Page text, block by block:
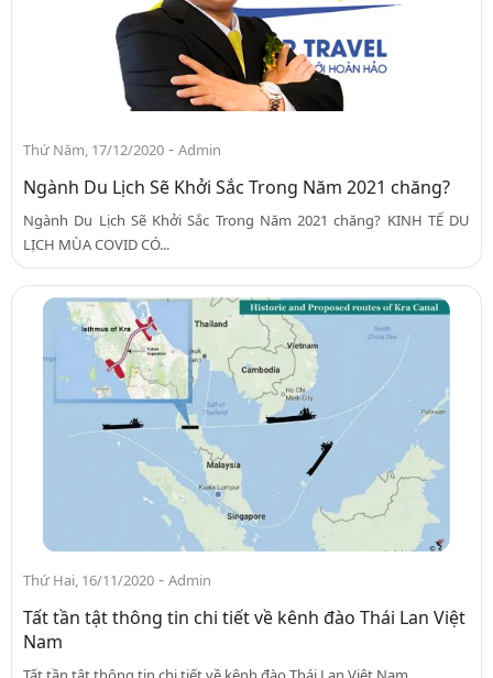
Thứ Năm, 17/12/2020 - Admin
Ngành Du Lịch Sẽ Khởi Sắc Trong Năm 2021 chăng?
Ngành Du Lịch Sẽ Khởi Sắc Trong Năm 2021 chăng? KINH TẾ DU
LỊCH MÙA COVID CÓ...
Thứ Hai, 16/11/2020 - Admin
Tất tần tật thông tin chi tiết về kênh đào Thái Lan Việt
Nam